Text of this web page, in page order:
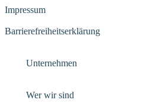
Impressum
Barrierefreiheitserklärung
Unternehmen
Wer wir sind